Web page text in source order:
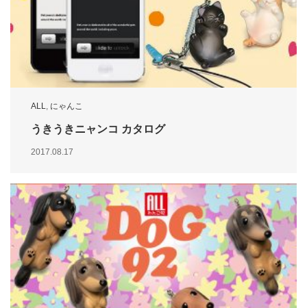
ALL, にゃんこ
うきうきニャンコ カタログ
2017.08.17